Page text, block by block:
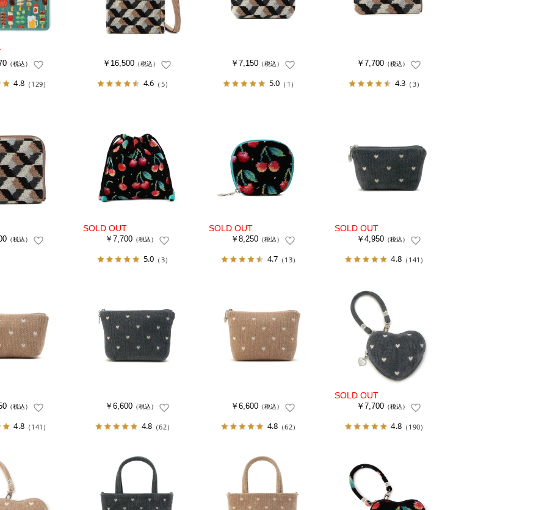
（税込）
4.8 （129）
￥16,500 （税込）
4.6 （5）
￥7,150（税込）
5.0 （1）
￥7,700（税込）
4.3 （3）
（税込） ￥7,700（税込）
5.0 （3）
￥8,250（税込）
4.7 （13）
￥4,950（税込）
4.8 （141）
（税込）
4.8 （141）
￥6,600（税込）
4.8 （62）
￥6,600（税込）
4.8 （62）
￥7,700（税込）
4.8 （190）